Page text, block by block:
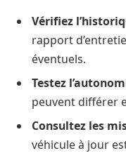
Vérifiez
rapport
éventuels.
Testez
peuvent différer
Consultez les
véhicule à jour